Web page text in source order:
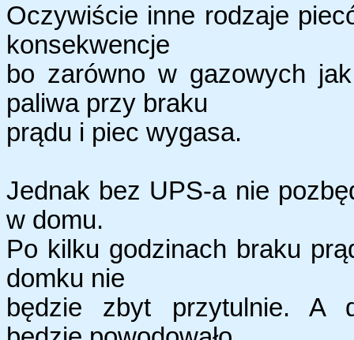
Oczywiście inne rodzaje
konsekwencje
bo zarówno w gazowych
paliwa przy braku
prądu i piec wygasa.
Jednak bez UPS-a nie
w domu.
Po kilku godzinach braku
domku nie
będzie zbyt przytulnie. A